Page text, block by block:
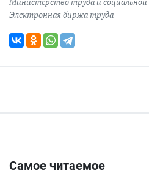
Электронная биржа труда
Самое читаемое